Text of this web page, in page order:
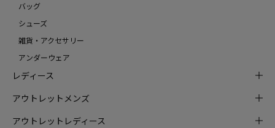
バッグ
シューズ
雑貨・アクセサリー
アンダーウェア
レディース
アウトレットメンズ
アウトレットレディース